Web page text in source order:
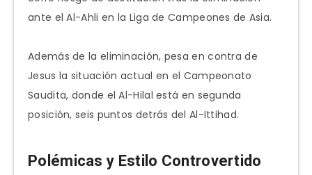
ante el Al-Ahli en la Liga de Campeones de Asia.
Además de la eliminación, pesa en contra de
Jesus la situación actual en el Campeonato
Saudita, donde el Al-Hilal está en segunda
posición, seis puntos detrás del Al-Ittihad.
Polémicas y Estilo Controvertido